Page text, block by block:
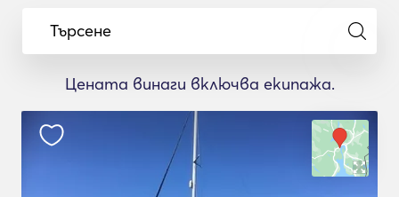
Търсене
Цената винаги включва екипажа.